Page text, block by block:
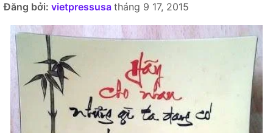
Đăng bởi: vietpressusa tháng 9 17, 2015